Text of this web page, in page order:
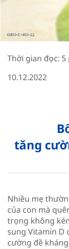
Thời gian đọc:
10.12.2022
tăng
Nhiều mẹ
của con mà
trọng không
sung Vitamin D
cường đề